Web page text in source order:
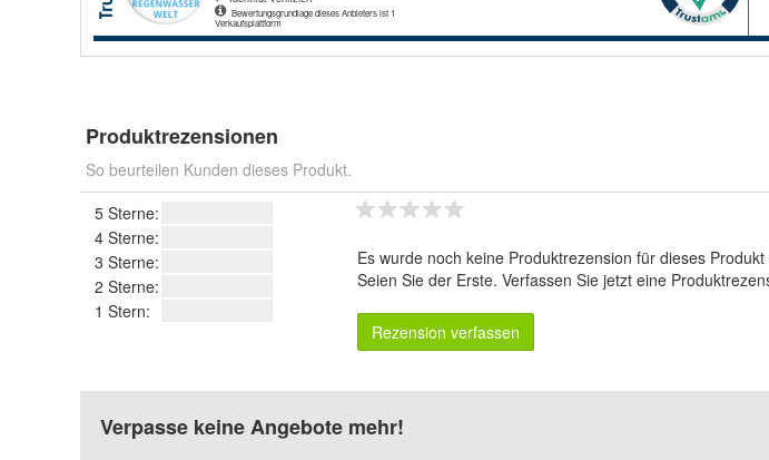
Produktrezensionen
So beurteilen Kunden dieses Produkt.
5 Sterne:
4 Sterne:
3 Sterne:
2 Sterne:
1 Stern:
Es wurde noch keine Produktrezension für dieses
Seien Sie der Erste. Verfassen Sie jetzt eine
Rezension verfassen
Verpasse keine Angebote mehr!